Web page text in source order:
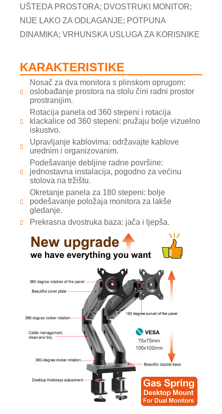
UŠTEDA PROSTORA; DVOSTRUKI MONITOR;
NIJE LAKO ZA ODLAGANJE; POTPUNA
DINAMIKA; VRHUNSKA USLUGA ZA KORISNIKE
KARAKTERISTIKE
Nosač za dva monitora s plinskom oprugom:
oslobađanje prostora na stolu čini radni prostor
prostranijim.
Rotacija panela od 360 stepeni i rotacija
klackalice od 360 stepeni: pružaju bolje vizuelno
iskustvo.
Upravljanje kablovima: održavajte kablove
urednim i organizovanim.
Podešavanje debljine radne površine:
jednostavna instalacija, pogodno za većinu
stolova na tržištu.
Okretanje panela za 180 stepeni: bolje
podešavanje položaja monitora za lakše
gledanje.
Prekrasna dvostruka baza: jača i ljepša.
PODNESITE ZAHTJEV